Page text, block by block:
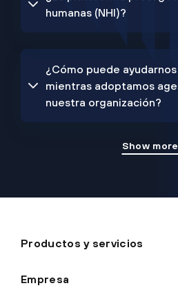
humanas (NHI)?
¿Cómo puede
mientras adoptamos
nuestra organización?
Show
Productos y servicios
Empresa